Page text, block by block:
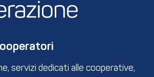
servizi dedicati alle cooperative,